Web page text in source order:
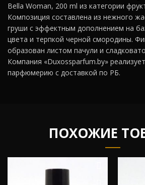
Bella Woman, 200 ml из категории
Композиция составлена из нежного
груши с эффектным дополнением на
цвета и терпкой черной смородины.
образован листом пачули и
Компания «Duxossparfum.by»
парфюмерию с доставкой по РБ.
ПОХОЖИЕ